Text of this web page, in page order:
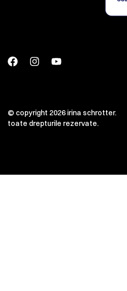
© copyright 2026 irina schrotter.
toate drepturile rezervate.